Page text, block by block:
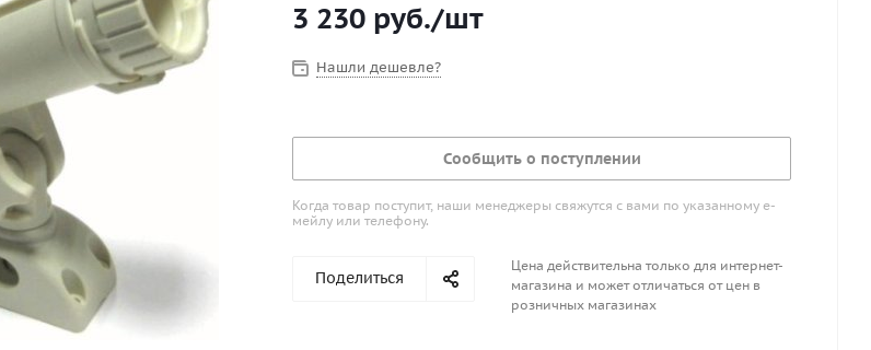
3 230 руб./шт
Нашли дешевле?
Сообщить о поступлении
Когда товар поступит, наши менеджеры свяжутся с вами по указанному е-
мейлу или телефону.
Поделиться
Цена действительна только для интернет-
магазина и может отличаться от цен в
розничных магазинах